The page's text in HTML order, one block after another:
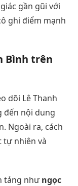
gần gũi với
ghi điểm mạnh
Bình trên
dõi Lê Thanh
đến nội dung
Ngoài ra, cách
tự nhiên và
tảng nhưngọc